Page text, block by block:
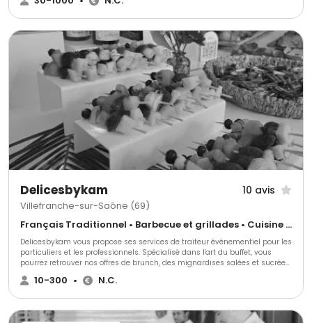
Delicesbykam 10 avis
Villefranche-sur-Saône (69)
Français Traditionnel • Barbecue et grillades • Cuisine régionale
Delicesbykam vous propose ses services de traiteur événementiel pour les
particuliers et les professionnels. Spécialisé dans l'art du buffet, vous
pourrez retrouver nos offres de brunch, des mignardises salées et sucrées,
de plateaux de charcuterie, de plateaux fromages ,de fruits, et bien plus
encore ! Basé à Lyon, la livraison et l'installation sont possibles dans un
10-300 • N.C.